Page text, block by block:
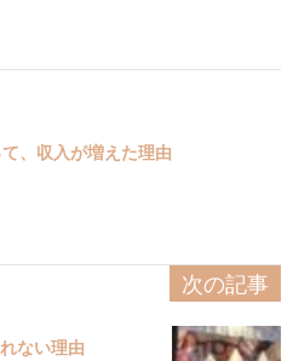
、収入が増えた理由
次の記事
ない理由